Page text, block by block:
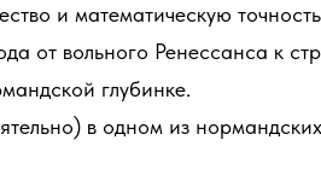
и математическую
от вольного Ренессанса к
глубинке.
в одном из